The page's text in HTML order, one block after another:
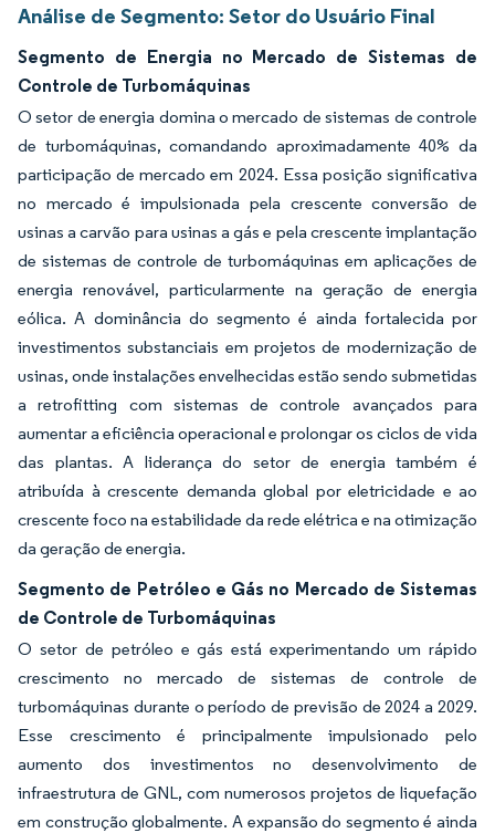
Análise de Segmento: Setor do Usuário Final
Segmento de Energia no Mercado de Sistemas de
Controle de Turbomáquinas
O setor de energia domina o mercado de sistemas de controle
de turbomáquinas, comandando aproximadamente 40% da
participação de mercado em 2024. Essa posição significativa
no mercado é impulsionada pela crescente conversão de
usinas a carvão para usinas a gás e pela crescente implantação
de sistemas de controle de turbomáquinas em aplicações de
energia renovável, particularmente na geração de energia
eólica. A dominância do segmento é ainda fortalecida por
investimentos substanciais em projetos de modernização de
usinas, onde instalações envelhecidas estão sendo submetidas
a retrofitting com sistemas de controle avançados para
aumentar a eficiência operacional e prolongar os ciclos de vida
das plantas. A liderança do setor de energia também é
atribuída à crescente demanda global por eletricidade e ao
crescente foco na estabilidade da rede elétrica e na otimização
da geração de energia.
Segmento de Petróleo e Gás no Mercado de Sistemas
de Controle de Turbomáquinas
O setor de petróleo e gás está experimentando um rápido
crescimento no mercado de sistemas de controle de
turbomáquinas durante o período de previsão de 2024 a 2029.
Esse crescimento é principalmente impulsionado pelo
aumento dos investimentos no desenvolvimento de
infraestrutura de GNL, com numerosos projetos de liquefação
em construção globalmente. A expansão do segmento é ainda